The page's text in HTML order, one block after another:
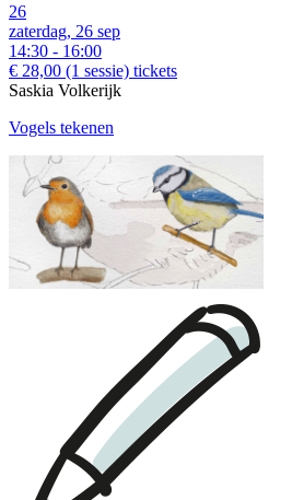
26
zaterdag, 26 sep
14:30 - 16:00
€ 28,00 (1 sessie) tickets
Saskia Volkerijk
Vogels tekenen